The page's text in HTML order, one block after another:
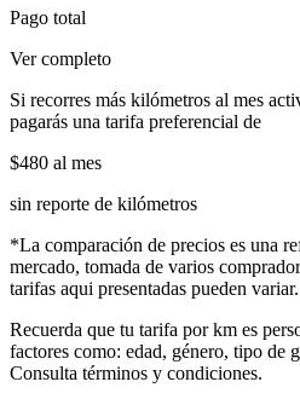
Pago total
Ver completo
Si recorres más kilómetros al mes
pagarás una tarifa preferencial de
$480 al mes
sin reporte de kilómetros
*La comparación de precios es una
mercado, tomada de varios
tarifas aqui presentadas pueden variar.
Recuerda que tu tarifa por km es
factores como: edad, género, tipo de
Consulta términos y condiciones.